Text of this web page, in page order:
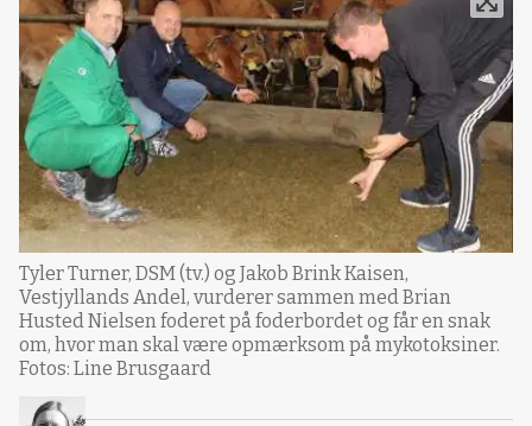
Tyler Turner, DSM (tv.) og Jakob Brink Kaisen,
Vestjyllands Andel, vurderer sammen med Brian
Husted Nielsen foderet på foderbordet og får en snak
om, hvor man skal være opmærksom på mykotoksiner.
Fotos: Line Brusgaard